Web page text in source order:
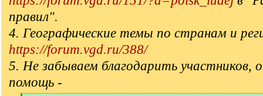
правил".
4. Географические темы по странам и
https://forum.vgd.ru/388/
5. Не забываем благодарить участников,
помощь -